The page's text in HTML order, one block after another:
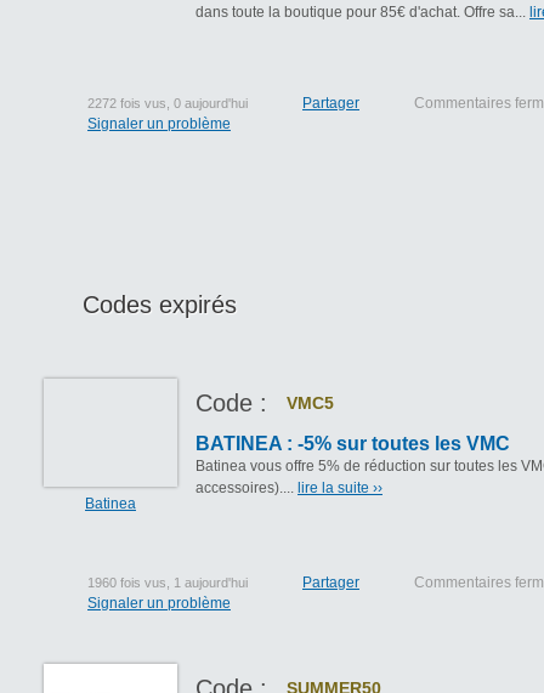
dans toute la boutique pour 85€ d'achat. Offre sa...
2272 fois vus, 0 aujourd'hui Partager
Commentaires
Signaler un problème
Codes expirés
Batinea
Code : VMC5
BATINEA : -5% sur toutes les VMC
Batinea vous offre 5% de réduction sur toutes les
accessoires).... lire la suite ››
1960 fois vus, 1 aujourd'hui Partager
Commentaires
Signaler un problème
SUMMER50